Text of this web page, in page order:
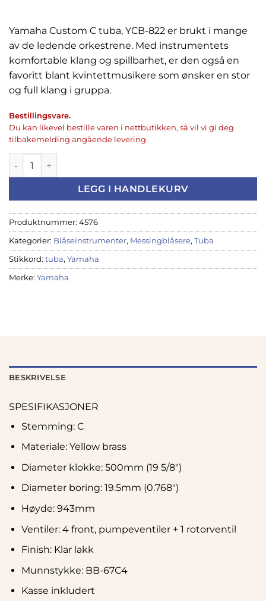
Yamaha Custom C tuba, YCB-822 er brukt i mange
av de ledende orkestrene. Med instrumentets
komfortable klang og spillbarhet, er den også en
favoritt blant kvintettmusikere som ønsker en stor
og full klang i gruppa.
Bestillingsvare.
Du kan likevel bestille varen i nettbutikken, så vil vi gi deg
tilbakemelding angående levering.
Yamaha YCB-822 Custom C-tuba antall
LEGG I HANDLEKURV
Produktnummer: 4576
Kategorier: Blåseinstrumenter, Messingblåsere, Tuba
Stikkord: tuba, Yamaha
Merke: Yamaha
BESKRIVELSE
SPESIFIKASJONER
Stemming: C
Materiale: Yellow brass
Diameter klokke: 500mm (19 5/8″)
Diameter boring: 19.5mm (0.768″)
Høyde: 943mm
Ventiler: 4 front, pumpeventiler + 1 rotorventil
Finish: Klar lakk
Munnstykke: BB-67C4
Kasse inkludert